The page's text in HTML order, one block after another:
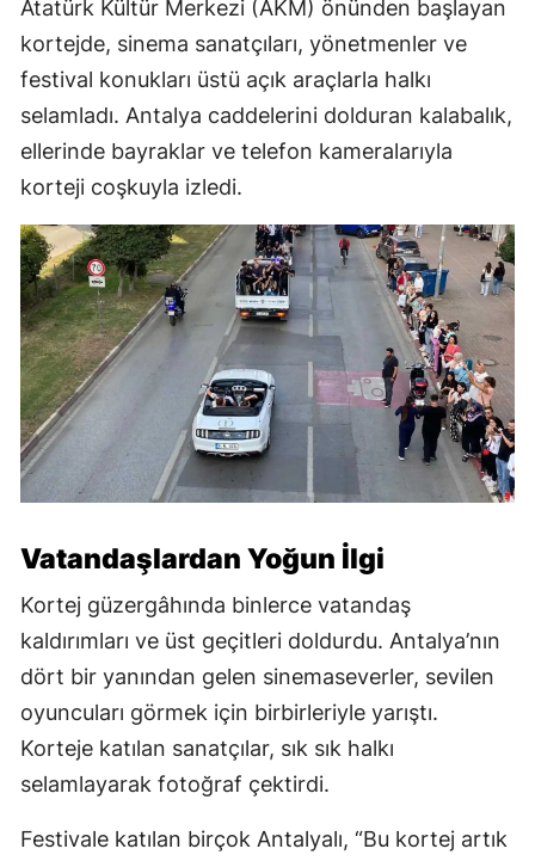
Atatürk Kültür Merkezi (AKM) önünden başlayan
kortejde, sinema sanatçıları, yönetmenler ve
festival konukları üstü açık araçlarla halkı
selamladı. Antalya caddelerini dolduran kalabalık,
ellerinde bayraklar ve telefon kameralarıyla
korteji coşkuyla izledi.
Vatandaşlardan Yoğun İlgi
Kortej güzergâhında binlerce vatandaş
kaldırımları ve üst geçitleri doldurdu. Antalya’nın
dört bir yanından gelen sinemaseverler, sevilen
oyuncuları görmek için birbirleriyle yarıştı.
Korteje katılan sanatçılar, sık sık halkı
selamlayarak fotoğraf çektirdi.
Festivale katılan birçok Antalyalı, “Bu kortej artık